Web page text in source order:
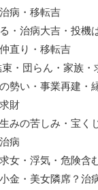
病・移転吉
・治病大吉・投機
直り・移転吉
・団らん・家族・
勢い・事業再建・
財
みの苦しみ・宝く
病
女・浮気・危険含
金・美女隣席？治